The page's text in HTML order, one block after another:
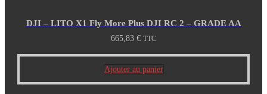
DJI – LITO X1 Fly More Plus DJI RC 2 – GRADE AA
665,83 € TTC
Ajouter au panier